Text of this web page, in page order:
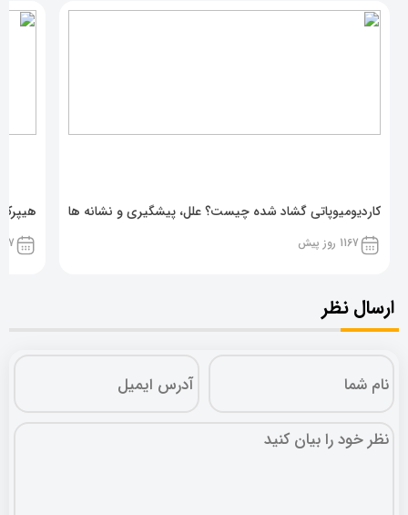
کاردیومیوپاتی گشاد شده چیست؟ علل، پیشگیری و نشانه ها
1167 روز پیش 1167
ارسال نظر